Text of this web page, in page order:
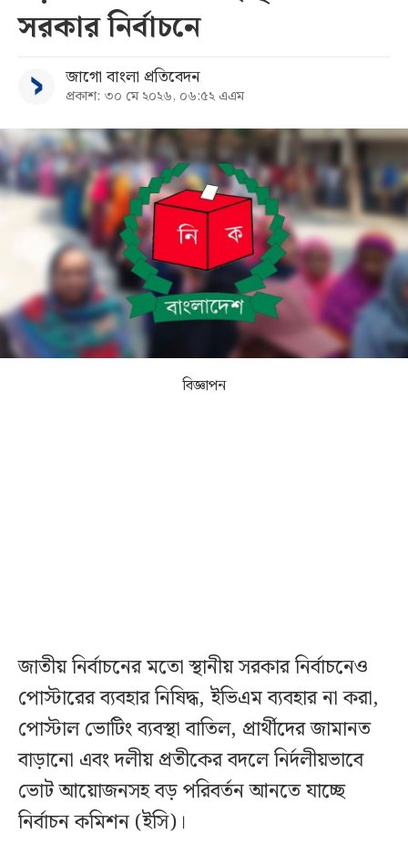
বিভাগ
আর্কাইভ
কনভার্টার
সরকার নির্বাচনে
জাগো বাংলা প্রতিবেদন
প্রকাশ: ৩০ মে ২০২৬, ০৬:৫২ এএম
বিজ্ঞাপন
জাতীয় নির্বাচনের মতো স্থানীয় সরকার নির্বাচনেও
পোস্টারের ব্যবহার নিষিদ্ধ, ইভিএম ব্যবহার না করা,
পোস্টাল ভোটিং ব্যবস্থা বাতিল, প্রার্থীদের জামানত
বাড়ানো এবং দলীয় প্রতীকের বদলে নির্দলীয়ভাবে
ভোট আয়োজনসহ বড় পরিবর্তন আনতে যাচ্ছে
নির্বাচন কমিশন (ইসি)।